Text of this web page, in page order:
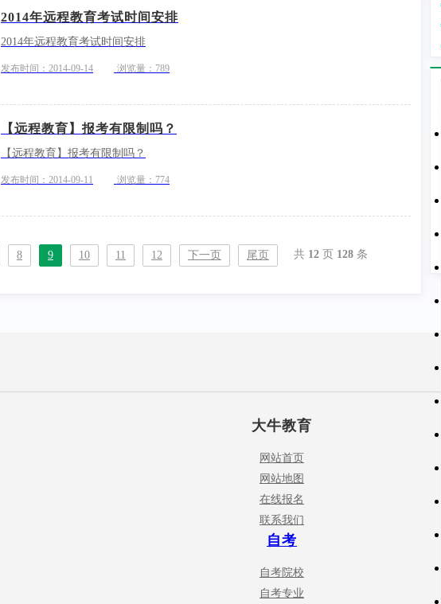
2014年远程教育考试时间安排
2014年远程教育考试时间安排
发布时间：2014-09-14 浏览量：789
【远程教育】报考有限制吗？
【远程教育】报考有限制吗？
发布时间：2014-09-11 浏览量：774
8 9 10 11 12 下一页 尾页 共 12 页 128 条
大牛教育
网站首页
网站地图
在线报名
联系我们
自考
自考院校
自考专业